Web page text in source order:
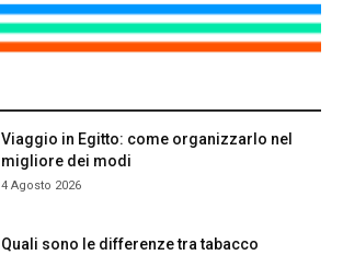
Viaggio in Egitto: come organizzarlo nel
migliore dei modi
4 Agosto 2026
Quali sono le differenze tra tabacco